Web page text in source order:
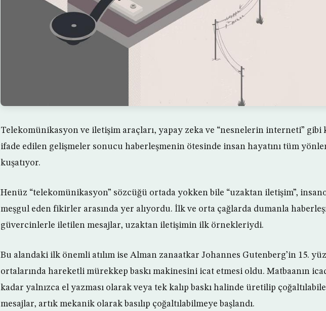
Telekomünikasyon ve iletişim araçları, yapay zeka ve “nesnelerin interneti” gibi
ifade edilen gelişmeler sonucu haberleşmenin ötesinde insan hayatını tüm
kuşatıyor.
Henüz “telekomünikasyon” sözcüğü ortada yokken bile “uzaktan iletişim”,
meşgul eden fikirler arasında yer alıyordu. İlk ve orta çağlarda dumanla
güvercinlerle iletilen mesajlar, uzaktan iletişimin ilk örnekleriydi.
Bu alandaki ilk önemli atılım ise Alman zanaatkar Johannes Gutenberg’in 15.
ortalarında hareketli mürekkep baskı makinesini icat etmesi oldu. Matbaanın
kadar yalnızca el yazması olarak veya tek kalıp baskı halinde üretilip
mesajlar, artık mekanik olarak basılıp çoğaltılabilmeye başlandı.